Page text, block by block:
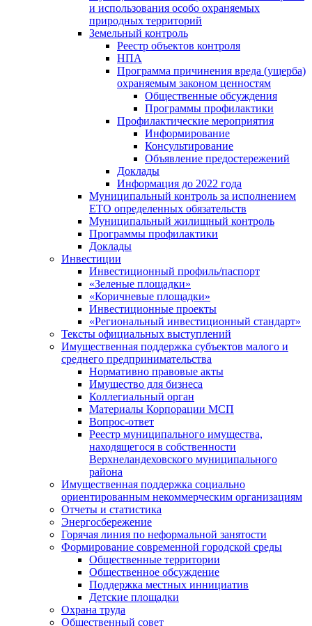
и использования особо охраняемых
природных территорий
Земельный контроль
Реестр объектов контроля
НПА
Программа причинения вреда (ущерба)
охраняемым законом ценностям
Общественные обсуждения
Программы профилактики
Профилактические мероприятия
Информирование
Консультирование
Объявление предостережений
Доклады
Информация до 2022 года
Муниципальный контроль за исполнением
ЕТО определенных обязательств
Муниципальный жилищный контроль
Программы профилактики
Доклады
Инвестиции
Инвестиционный профиль/паспорт
«Зеленые площадки»
«Коричневые площадки»
Инвестиционные проекты
«Региональный инвестиционный стандарт»
Тексты официальных выступлений
Имущественная поддержка субъектов малого и
среднего предпринимательства
Нормативно правовые акты
Имущество для бизнеса
Коллегиальный орган
Материалы Корпорации МСП
Вопрос-ответ
Реестр муниципального имущества,
находящегося в собственности
Верхнеландеховского муниципального
района
Имущественная поддержка социально
ориентированным некоммерческим организациям
Отчеты и статистика
Энергосбережение
Горячая линия по неформальной занятости
Формирование современной городской среды
Общественные территории
Общественное обсуждение
Поддержка местных иннициатив
Детские площадки
Охрана труда
Общественный совет